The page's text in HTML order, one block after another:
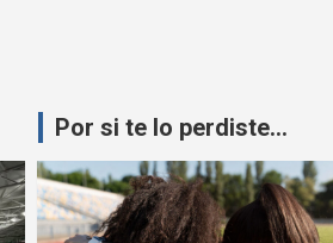
Por si te lo perdiste...